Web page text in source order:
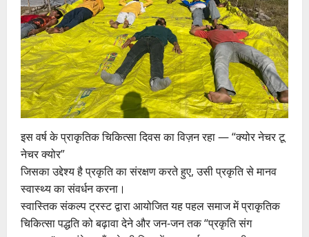
इस वर्ष के प्राकृतिक चिकित्सा दिवस का विज़न रहा — “क्योर नेचर टू
नेचर क्योर”
जिसका उद्देश्य है प्रकृति का संरक्षण करते हुए, उसी प्रकृति से मानव
स्वास्थ्य का संवर्धन करना।
स्वास्तिक संकल्प ट्रस्ट द्वारा आयोजित यह पहल समाज में प्राकृतिक
चिकित्सा पद्धति को बढ़ावा देने और जन-जन तक “प्रकृति संग